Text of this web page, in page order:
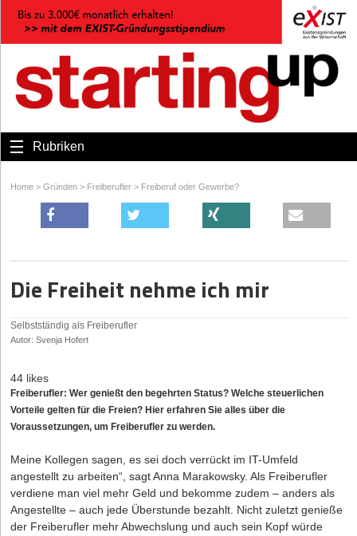
Rubriken
Home > Gründen > Freiberufler > Freiberuf oder Gewerbe?
Die Freiheit nehme ich mir
Selbstständig als Freiberufler
Autor: Svenja Hofert
44 likes
Freiberufler: Wer genießt den begehrten Status? Welche steuerlichen
Vorteile gelten für die Freien? Hier erfahren Sie alles über die
Voraussetzungen, um Freiberufler zu werden.
Meine Kollegen sagen, es sei doch verrückt im IT-Umfeld
angestellt zu arbeiten“, sagt Anna Marakowsky. Als Freiberufler
verdiene man viel mehr Geld und bekomme zudem – anders als
Angestellte – auch jede Überstunde bezahlt. Nicht zuletzt genieße
der Freiberufler mehr Abwechslung und auch sein Kopf würde